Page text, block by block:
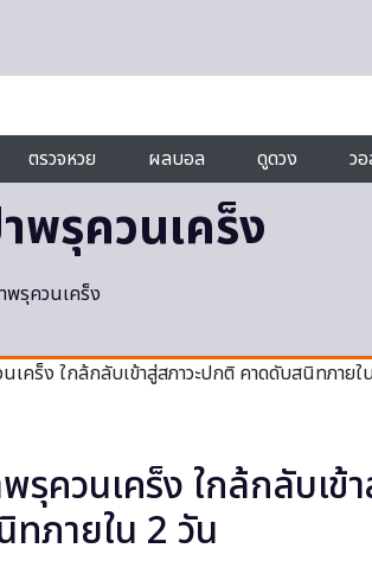
ตรวจหวย ผลบอล ดูดวง ว
พรุควนเคร็ง
พรุควนเคร็ง
รุควนเคร็ง ใกล้กลับเข้
ภายใน 2 วัน